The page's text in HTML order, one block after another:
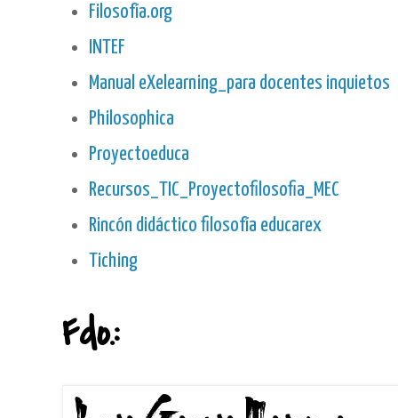
Filosofía.org
INTEF
Manual eXelearning_para docentes inquietos
Philosophica
Proyectoeduca
Recursos_TIC_Proyectofilosofia_MEC
Rincón didáctico filosofía educarex
Tiching
Fdo.: